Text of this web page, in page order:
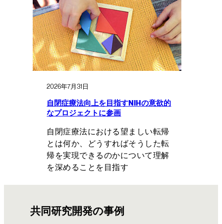
2026年7月31日
自閉症療法向上を目指すNIHの意欲的
なプロジェクトに参画
自閉症療法における望ましい転帰
とは何か、どうすればそうした転
帰を実現できるのかについて理解
を深めることを目指す
共同研究開発の事例